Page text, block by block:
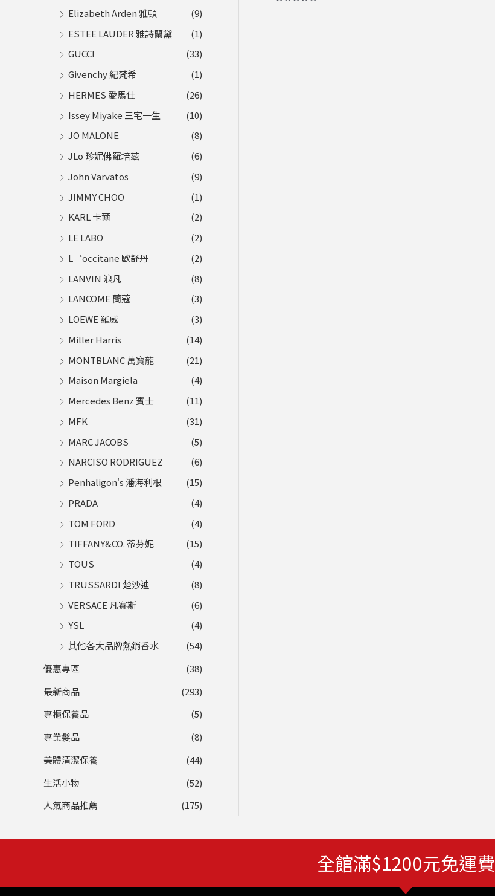
Elizabeth Arden 雅頓
(9)
ESTEE LAUDER 雅詩蘭黛
(1)
GUCCI
(33)
Givenchy 紀梵希
(1)
HERMES 愛馬仕
(26)
Issey Miyake 三宅一生
(10)
JO MALONE
(8)
JLo 珍妮佛羅培茲
(6)
John Varvatos
(9)
JIMMY CHOO
(1)
KARL 卡爾
(2)
LE LABO
(2)
L‘occitane 歐舒丹
(2)
LANVIN 浪凡
(8)
LANCOME 蘭蔻
(3)
LOEWE 羅威
(3)
Miller Harris
(14)
MONTBLANC 萬寶龍
(21)
Maison Margiela
(4)
Mercedes Benz 賓士
(11)
MFK
(31)
MARC JACOBS
(5)
NARCISO RODRIGUEZ
(6)
Penhaligon's 潘海利根
(15)
PRADA
(4)
TOM FORD
(4)
TIFFANY&CO. 蒂芬妮
(15)
TOUS
(4)
TRUSSARDI 楚沙迪
(8)
VERSACE 凡賽斯
(6)
YSL
(4)
其他各大品牌熱銷香水
(54)
優惠專區
(38)
最新商品
(293)
專櫃保養品
(5)
專業髮品
(8)
美體清潔保養
(44)
生活小物
(52)
人氣商品推薦
(175)
全館滿$1200元免運費